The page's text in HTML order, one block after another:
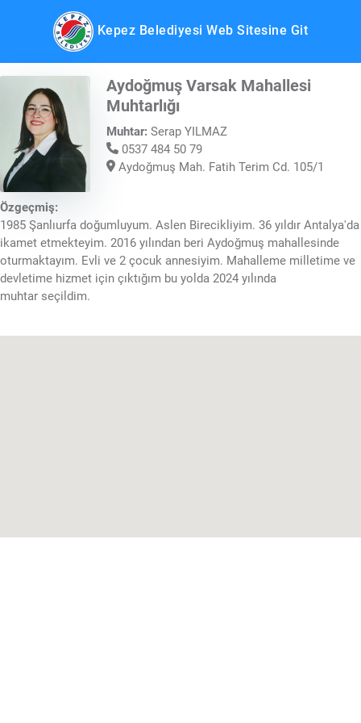
Kepez Belediyesi Web Sitesine Git
Aydoğmuş Varsak Mahallesi
Muhtarlığı
Muhtar: Serap YILMAZ
0537 484 50 79
Aydoğmuş Mah. Fatih Terim Cd. 105/1
Özgeçmiş:
1985 Şanlıurfa doğumluyum. Aslen Birecikliyim. 36 yıldır Antalya'da
ikamet etmekteyim. 2016 yılından beri Aydoğmuş mahallesinde
oturmaktayım. Evli ve 2 çocuk annesiyim. Mahalleme milletime ve
devletime hizmet için çıktığım bu yolda 2024 yılında
muhtar seçildim.